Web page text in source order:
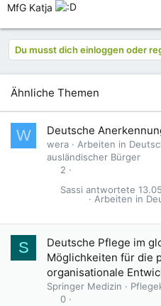
MfG Katja
Du musst dich einloggen oder
Ähnliche Themen
W Deutsche
wera
Arbeiten in
ausländischer Bürger
2
Arbeiten in
Sassi
S
Deutsche Pflege im
Möglichkeiten für die
organisationale
Springer Medizin
0